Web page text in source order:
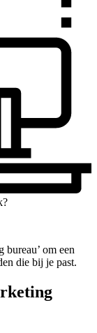
om een
die bij je past.